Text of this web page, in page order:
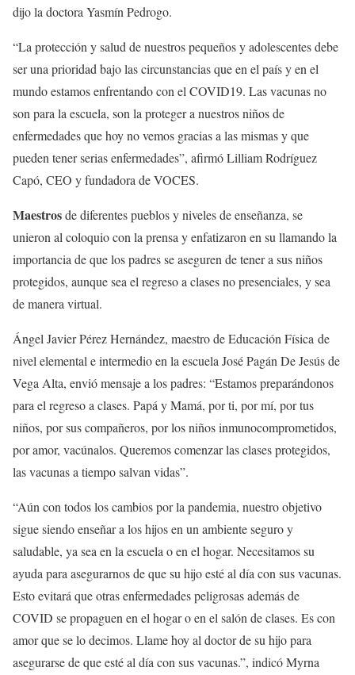
dijo la doctora Yasmín Pedrogo.
“La protección y salud de nuestros pequeños y adolescentes debe
ser una prioridad bajo las circunstancias que en el país y en el
mundo estamos enfrentando con el COVID19. Las vacunas no
son para la escuela, son la proteger a nuestros niños de
enfermedades que hoy no vemos gracias a las mismas y que
pueden tener serias enfermedades”, afirmó Lilliam Rodríguez
Capó, CEO y fundadora de VOCES.
Maestrosde diferentes pueblos y niveles de enseñanza, se
unieron al coloquio con la prensa y enfatizaron en su llamando la
importancia de que los padres se aseguren de tener a sus niños
protegidos, aunque sea el regreso a clases no presenciales, y sea
de manera virtual.
Ángel Javier Pérez Hernández, maestro de Educación Física de
nivel elemental e intermedio en la escuela José Pagán De Jesús de
Vega Alta, envió mensaje a los padres: “Estamos preparándonos
para el regreso a clases. Papá y Mamá, por ti, por mí, por tus
niños, por sus compañeros, por los niños inmunocomprometidos,
por amor, vacúnalos. Queremos comenzar las clases protegidos,
las vacunas a tiempo salvan vidas”.
“Aún con todos los cambios por la pandemia, nuestro objetivo
sigue siendo enseñar a los hijos en un ambiente seguro y
saludable, ya sea en la escuela o en el hogar. Necesitamos su
ayuda para asegurarnos de que su hijo esté al día con sus vacunas.
Esto evitará que otras enfermedades peligrosas además de
COVID se propaguen en el hogar o en el salón de clases. Es con
amor que se lo decimos. Llame hoy al doctor de su hijo para
asegurarse de que esté al día con sus vacunas.”, indicó Myrna